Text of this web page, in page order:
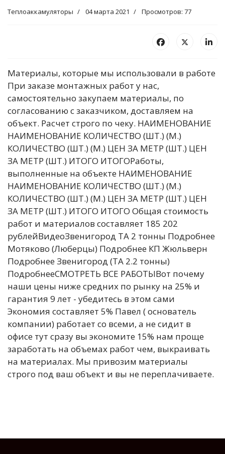
Теплоаккамуляторы 04 марта 2021 Просмотров: 77
Материалы, которые мы использовали в работе
При заказе монтажных работ у нас,
самостоятельно закупаем материалы, по
согласованию с заказчиком, доставляем на
объект. Расчет строго по чеку. НАИМЕНОВАНИЕ
НАИМЕНОВАНИЕ КОЛИЧЕСТВО (ШТ.) (М.)
КОЛИЧЕСТВО (ШТ.) (М.) ЦЕН ЗА МЕТР (ШТ.) ЦЕН
ЗА МЕТР (ШТ.) ИТОГО ИТОГОРаботы,
выполненные на объекте НАИМЕНОВАНИЕ
НАИМЕНОВАНИЕ КОЛИЧЕСТВО (ШТ.) (М.)
КОЛИЧЕСТВО (ШТ.) (М.) ЦЕН ЗА МЕТР (ШТ.) ЦЕН
ЗА МЕТР (ШТ.) ИТОГО ИТОГО Общая стоимость
работ и материалов составляет 185 202
рублейВидеоЗвенигород ТА 2 тонны Подробнее
Мотяково (Люберцы) Подробнее КП Жюльверн
Подробнее Звенигород (ТА 2.2 тонны)
ПодробнееСМОТРЕТЬ ВСЕ РАБОТЫВот почему
наши цены ниже средних по рынку на 25% и
гарантия 9 лет - убедитесь в этом сами
Экономия составляет 5% Павел ( основатель
компании) работает со всеми, а не сидит в
офисе тут сразу вы экономите 15% нам проще
заработать на объемах работ чем, выкраивать
на материалах. Мы привозим материалы
строго под ваш объект и вы не переплачиваете.